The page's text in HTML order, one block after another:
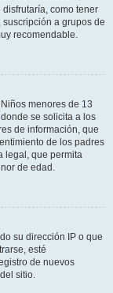
como tener
a grupos de
recomendable.
menores de 13
se solicita a los
de información, que
de los padres
legal, que permita
de edad.
su dirección IP o que
esté
de nuevos
sitio.